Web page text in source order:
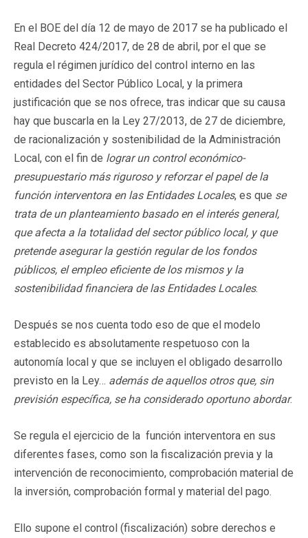
En el BOE del día 12 de mayo de 2017 se ha publicado el
Real Decreto 424/2017, de 28 de abril, por el que se
regula el régimen jurídico del control interno en las
entidades del Sector Público Local, y la primera
justificación que se nos ofrece, tras indicar que su causa
hay que buscarla en la Ley 27/2013, de 27 de diciembre,
de racionalización y sostenibilidad de la Administración
Local, con el fin de lograr un control económico-
presupuestario más riguroso y reforzar el papel de la
función interventora en las Entidades Locales, es que se
trata de un planteamiento basado en el interés general,
que afecta a la totalidad del sector público local, y que
pretende asegurar la gestión regular de los fondos
públicos, el empleo eficiente de los mismos y la
sostenibilidad financiera de las Entidades Locales.
Después se nos cuenta todo eso de que el modelo
establecido es absolutamente respetuoso con la
autonomía local y que se incluyen el obligado desarrollo
previsto en la Ley… además de aquellos otros que, sin
previsión específica, se ha considerado oportuno abordar.
Se regula el ejercicio de la función interventora en sus
diferentes fases, como son la fiscalización previa y la
intervención de reconocimiento, comprobación material de
la inversión, comprobación formal y material del pago.
Ello supone el control (fiscalización) sobre derechos e